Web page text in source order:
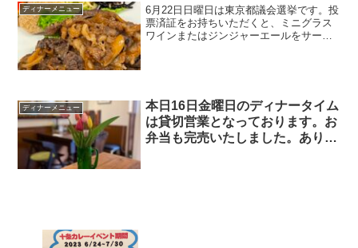
ディナーメニュー
6月22日日曜日は東京都議会選挙です。投
票済証をお持ちいただくと、ミニグラス
ワインまたはジンジャーエールをサービ
ディナーメニュー
本日16日金曜日のディナータイム
は貸切営業となっております。お
弁当も完売いたしました。ありが